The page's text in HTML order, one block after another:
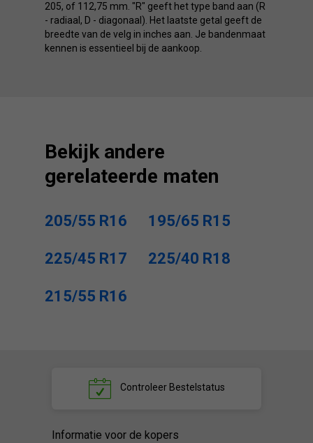
205, of 112,75 mm. "R" geeft het type band aan (R
- radiaal, D - diagonaal). Het laatste getal geeft de
breedte van de velg in inches aan. Je bandenmaat
kennen is essentieel bij de aankoop.
Bekijk andere
gerelateerde maten
205/55 R16 195/65 R15
225/45 R17 225/40 R18
215/55 R16
ControleerBestelstatus
Informatie voor de kopers